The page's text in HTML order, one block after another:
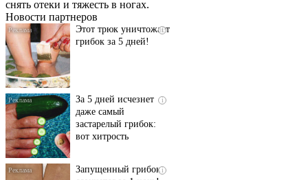
снять отеки и тяжесть в ногах.
Новости партнеров
i
Этот трюк уничтожает
грибок за 5 дней!
i
За 5 дней исчезнет
даже самый
застарелый грибок:
вот хитрость
i
Запущенный грибок